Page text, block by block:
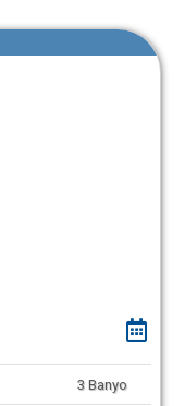
3 Banyo